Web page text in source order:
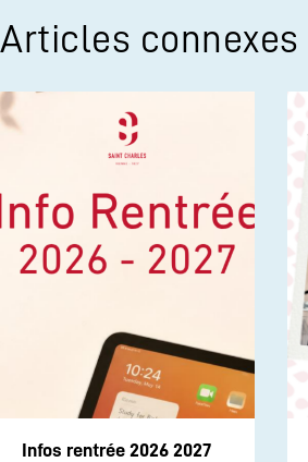
Articles connexes
Infos rentrée 2026 2027